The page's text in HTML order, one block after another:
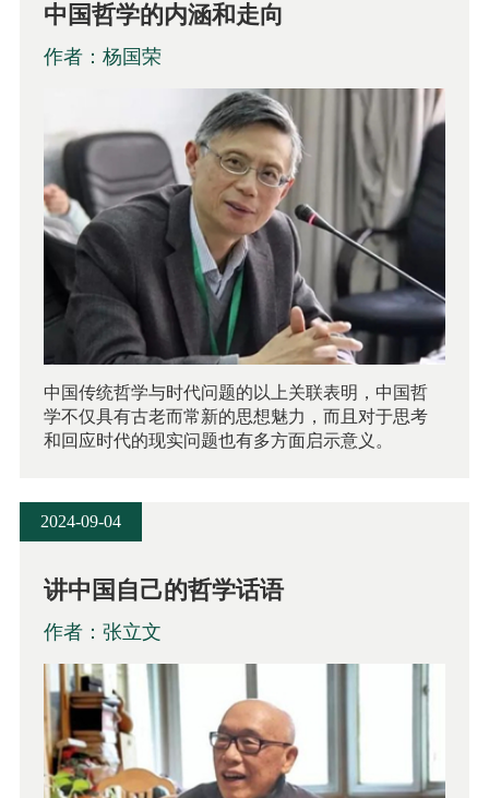
中国哲学的内涵和走向
作者：杨国荣
中国传统哲学与时代问题的以上关联表明，中国哲
学不仅具有古老而常新的思想魅力，而且对于思考
和回应时代的现实问题也有多方面启示意义。
2024-09-04
讲中国自己的哲学话语
作者：张立文